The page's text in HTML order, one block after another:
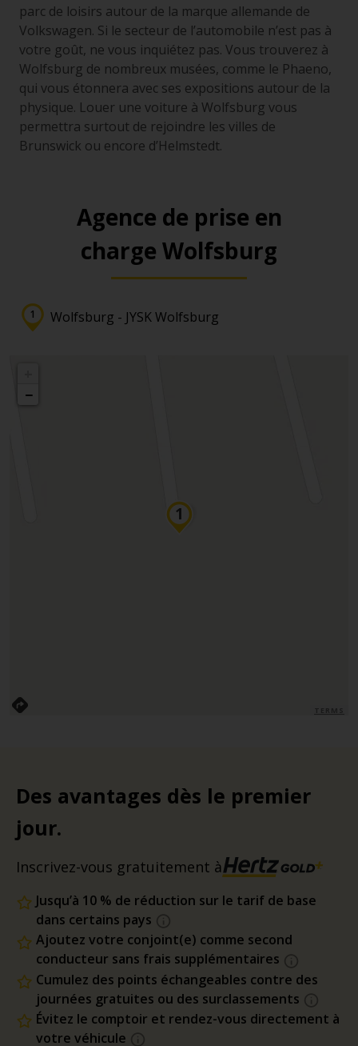
parc de loisirs autour de la marque allemande de
Volkswagen. Si le secteur de l’automobile n’est pas à
votre goût, ne vous inquiétez pas. Vous trouverez à
Wolfsburg de nombreux musées, comme le Phaeno,
qui vous étonnera avec ses expositions autour de la
physique. Louer une voiture à Wolfsburg vous
permettra surtout de rejoindre les villes de
Brunswick ou encore d’Helmstedt.
Agence de prise en
charge Wolfsburg
Wolfsburg - JYSK Wolfsburg
−
Des avantages dès le premier
jour.
Inscrivez-vous gratuitement à
Jusqu’à 10 % de réduction sur le tarif de base
dans certains pays
Ajoutez votre conjoint(e) comme second
conducteur sans frais supplémentaires
Cumulez des points échangeables contre des
journées gratuites ou des surclassements
Évitez le comptoir et rendez-vous directement à
votre véhicule